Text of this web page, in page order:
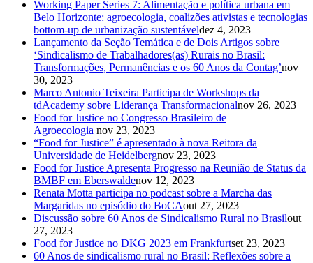
Working Paper Series 7: Alimentação e política urbana em
Belo Horizonte: agroecologia, coalizões ativistas e tecnologias
bottom-up de urbanização sustentáveldez 4, 2023
Lançamento da Seção Temática e de Dois Artigos sobre
‘Sindicalismo de Trabalhadores(as) Rurais no Brasil:
Transformações, Permanências e os 60 Anos da Contag’nov
30, 2023
Marco Antonio Teixeira Participa de Workshops da
tdAcademy sobre Liderança Transformacionalnov 26, 2023
Food for Justice no Congresso Brasileiro de
Agroecologia nov 23, 2023
“Food for Justice” é apresentado à nova Reitora da
Universidade de Heidelbergnov 23, 2023
Food for Justice Apresenta Progresso na Reunião de Status da
BMBF em Eberswaldenov 12, 2023
Renata Motta participa no podcast sobre a Marcha das
Margaridas no episódio do BoCAout 27, 2023
Discussão sobre 60 Anos de Sindicalismo Rural no Brasilout
27, 2023
Food for Justice no DKG 2023 em Frankfurtset 23, 2023
60 Anos de sindicalismo rural no Brasil: Reflexões sobre a